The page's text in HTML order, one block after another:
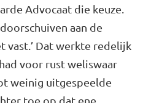
Advocaat die keuze.
aan de
vast.’ Dat werkte redelijk
voor rust weliswaar
weinig uitgespeelde
toe op dat ene